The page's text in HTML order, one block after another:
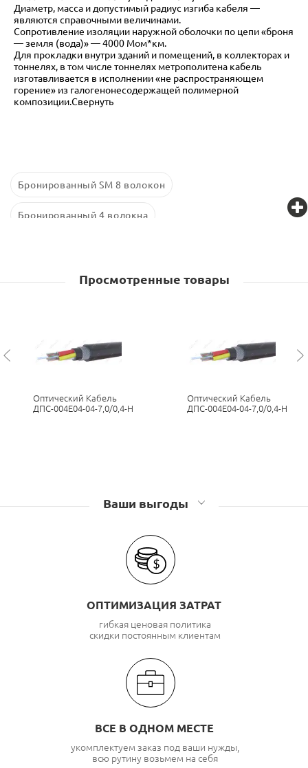
Диаметр, масса и допустимый радиус изгиба кабеля —
являются справочными величинами.
Сопротивление изоляции наружной оболочки по цепи «броня
— земля (вода)» — 4000 Мом*км.
Для прокладки внутри зданий и помещений, в коллекторах и
тоннелях, в том числе тоннелях метрополитена кабель
изготавливается в исполнении «не распространяющем
горение» из галогенонесодержащей полимерной
композиции.Свернуть
Бронированный SM 8 волокон
Бронированный 4 волокна
Одномодовый 2 волокна
АлтайОптикаКабель
Оптический бронированный кабель в грунт
Просмотренные товары
Оптический Кабель
ДПС-004Е04-04-7,0/0,4-Н
Оптический Кабель
ДПС-004Е04-04-7,0/0,4-Н
Ваши выгоды
ОПТИМИЗАЦИЯ ЗАТРАТ
гибкая ценовая политика
скидки постоянным клиентам
ВСЕ В ОДНОМ МЕСТЕ
укомплектуем заказ под ваши нужды,
всю рутину возьмем на себя